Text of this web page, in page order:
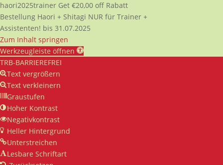
haori2025trainer Get €20,00 off Rabatt
Bestellung Haori + Shitagi NUR für Trainer +
Assistenten! bis 31.07.2025
Zum Inhalt springen
Werkzeugleiste öffnen
TRB-BARRIEREFREI
Text vergrößern
Text verkleinern
Graustufen
Hoher Kontrast
Negativkontrast
Heller Hintergrund
Unterstreichen
Lesbare Schriftart